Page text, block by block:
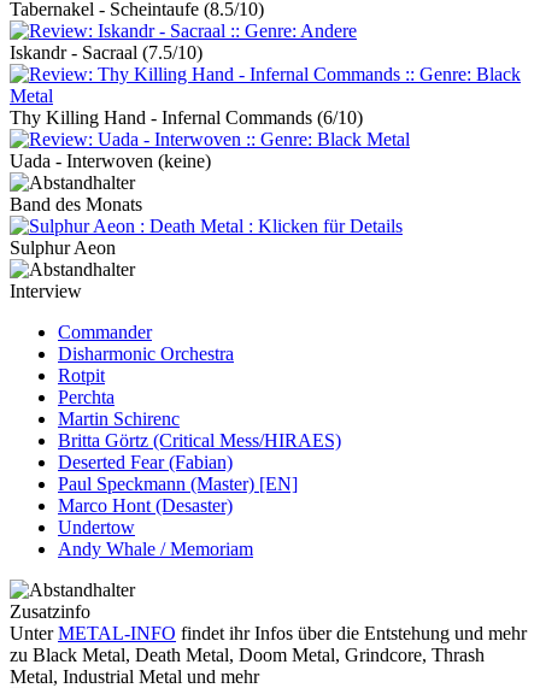
Tabernakel - Scheintaufe (8.5/10)
Iskandr - Sacraal (7.5/10)
Thy Killing Hand - Infernal Commands (6/10)
Uada - Interwoven (keine)
Band des Monats
Sulphur Aeon
Interview
Commander
Disharmonic Orchestra
Rotpit
Perchta
Martin Schirenc
Britta Görtz (Critical Mess/HIRAES)
Deserted Fear (Fabian)
Paul Speckmann (Master) [EN]
Marco Hont (Desaster)
Undertow
Andy Whale / Memoriam
Zusatzinfo
UnterMETAL-INFO findet ihr Infos über die Entstehung und mehr
zu Black Metal, Death Metal, Doom Metal, Grindcore, Thrash
Metal, Industrial Metal und mehr